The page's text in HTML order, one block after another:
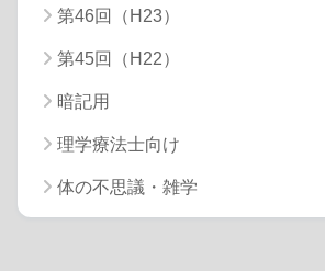
第46回（H23）
第45回（H22）
暗記用
理学療法士向け
体の不思議・雑学